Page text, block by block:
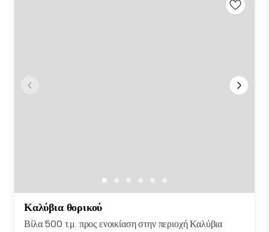
Καλύβια θορικού
Βίλα 500 τ.μ. προς ενοικίαση στην περιοχή Καλύβια